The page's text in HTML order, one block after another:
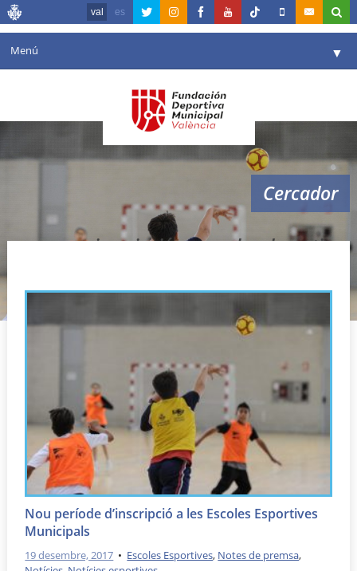
val es
Menú ▼
Agenda
Instal·lacions ▼
▼
València en esport
Cercador
inscripción escuelas deportivas
Nou període d’inscripció a les Escoles Esportives
Municipals
19 desembre, 2017 • Escoles Esportives, Notes de premsa,